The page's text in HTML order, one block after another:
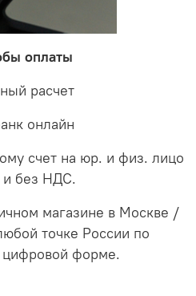
оплаты
расчет
онлайн
счет на юр. и физ. лицо
без НДС.
магазине в Москве /
точке России по
форме.